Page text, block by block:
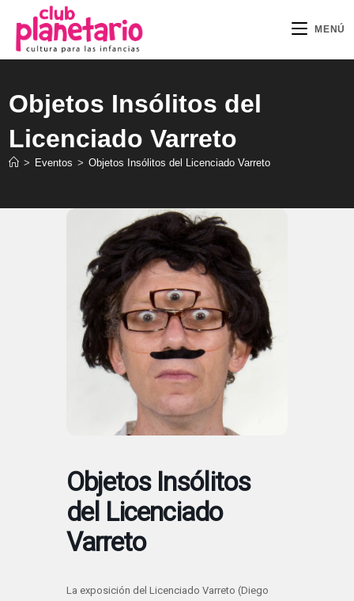
contenido
MENÚ
Objetos Insólitos del
Licenciado Varreto
> Eventos > Objetos Insólitos del Licenciado Varreto
Objetos Insólitos
del Licenciado
Varreto
La exposición del Licenciado Varreto (Diego